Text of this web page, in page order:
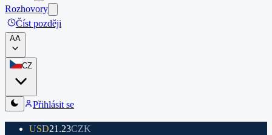
Rozhovory
Číst později
AA
CZ
Přihlásit se
USD21.23CZK